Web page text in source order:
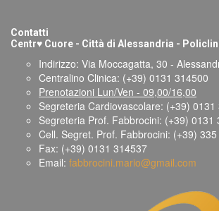
Contatti
Centr♥ Cuore - Città di Alessandria -
Indirizzo: Via Moccagatta, 30 -
Centralino Clinica: (+39) 0131 314500
Prenotazioni Lun/Ven - 09,00/16,00
Segreteria Cardiovascolare: (+39) 0131
Segreteria Prof. Fabbrocini: (+39) 0131
Cell. Segret. Prof. Fabbrocini: (+39)
Fax: (+39) 0131 314537
Email: fabbrocini.mario@gmail.com